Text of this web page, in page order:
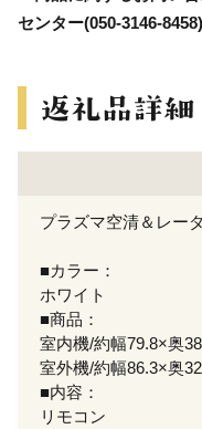
センター(050-3146-
プラズマ空清＆レー
■カラー：
ホワイト
■商品：
室内機/約幅79.8×奥
室外機/約幅86.3×奥
■内容：
リモコン